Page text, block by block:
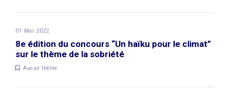
01 Mar 2022
8e édition du concours “Un haïku pour le climat”
sur le thème de la sobriété
Aucun thème